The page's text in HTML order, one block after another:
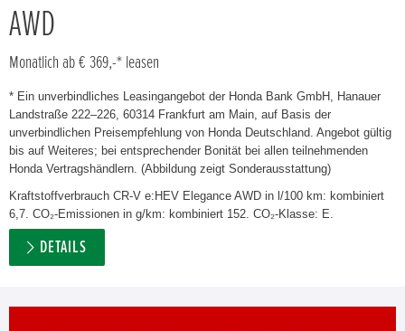
AWD
Monatlich ab € 369,-* leasen
* Ein unverbindliches Leasingangebot der Honda Bank GmbH, Hanauer
Landstraße 222–226, 60314 Frankfurt am Main, auf Basis der
unverbindlichen Preisempfehlung von Honda Deutschland. Angebot gültig
bis auf Weiteres; bei entsprechender Bonität bei allen teilnehmenden
Honda Vertragshändlern. (Abbildung zeigt Sonderausstattung)
Kraftstoffverbrauch CR-V e:HEV Elegance AWD in l/100 km: kombiniert
6,7. CO₂-Emissionen in g/km: kombiniert 152. CO₂-Klasse: E.
DETAILS